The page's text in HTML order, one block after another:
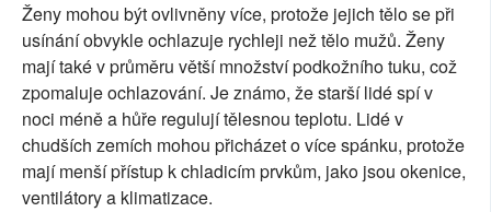
Ženy mohou být ovlivněny více, protože jejich tělo se při
usínání obvykle ochlazuje rychleji než tělo mužů. Ženy
mají také v průměru větší množství podkožního tuku, což
zpomaluje ochlazování. Je známo, že starší lidé spí v
noci méně a hůře regulují tělesnou teplotu. Lidé v
chudších zemích mohou přicházet o více spánku, protože
mají menší přístup k chladicím prvkům, jako jsou okenice,
ventilátory a klimatizace.